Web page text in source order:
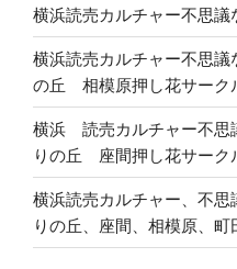
横浜読売カルチャー不思議
横浜読売カルチャー不思議
の丘 相模原押し花サーク
横浜 読売カルチャー不思
りの丘 座間押し花サーク
横浜読売カルチャー、不
りの丘、座間、相模原、